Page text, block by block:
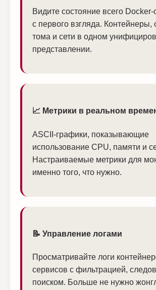
Видите состояние всего
с первого взгляда. Контейнеры,
тома и сети в одном
представлении.
📈 Метрики в реальном
ASCII-графики, показывающие
использование CPU, памяти и
Настраиваемые метрики для
именно того, что нужно.
📝 Управление логами
Просматривайте логи
сервисов с фильтрацией,
поиском. Больше не нужно